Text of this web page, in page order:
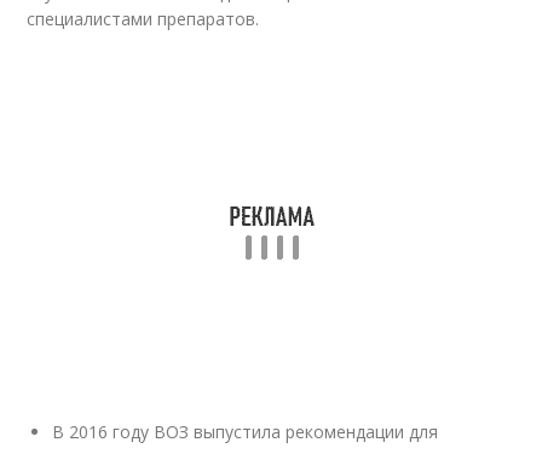
специалистами препаратов.
В 2016 году ВОЗ выпустила рекомендации для